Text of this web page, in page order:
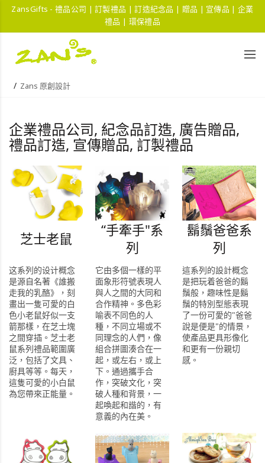
ZansGifts - 禮品公司 | 訂製禮品 | 訂造紀念品 | 贈品 | 宣傳品 | 企業
禮品 | 環保禮品
Zans 原創設計
企業禮品公司, 紀念品訂造, 廣告贈品,
禮品訂造, 宣傳贈品, 訂製禮品
芝士老鼠
“手牽手"系
列
鬍鬚爸爸系
列
这系列的设计概念
是源自名著《誰搬
走我的乳酪》，刻
畫出一隻可愛的白
色小老鼠好似一支
箭那樣，在芝士塊
之間穿插。芝士老
鼠系列禮品範圍廣
泛，包括了文具、
廚具等等。每天，
這隻可愛的小白鼠
為您帶來正能量。
它由多個一樣的平
面象形符號表現人
與人之間的大同和
合作精神。多色彩
喻表不同色的人
種，不同立場或不
同理念的人們，像
組合拼圖湊合在一
起，或左右，或上
下。通過攜手合
作，突破文化，突
破人種和背景，一
起喚起和諧的，有
意義的內在美。
這系列的設計概念
是把玩着爸爸的鬍
鬚般，趣味性是鬍
鬚的特別型態表現
了一份可愛的"爸爸
說是便是"的情景，
使產品更具形像化
和更有一份親切
感。